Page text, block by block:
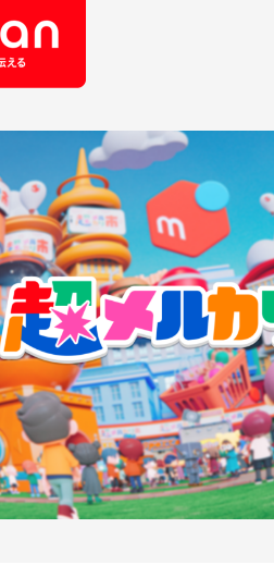
から探す会社・事業
鹿島アントラーズ
Ads
メルカリ
メルペイ
メルコイン
メルカリShops
メルカリR4Dラボ
職種
エ
エン
コー
セキ